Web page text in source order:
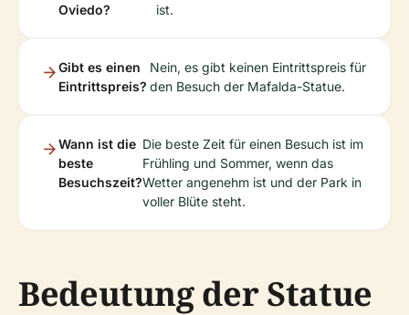
Oviedo?
ist.
Gibt es einen
Eintrittspreis?
Nein, es gibt keinen Eintrittspreis für
den Besuch der Mafalda-Statue.
Wann ist die
beste
Besuchszeit?
Die beste Zeit für einen Besuch ist im
Frühling und Sommer, wenn das
Wetter angenehm ist und der Park in
voller Blüte steht.
Bedeutung der Statue